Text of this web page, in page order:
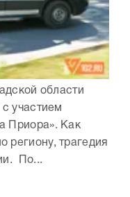
области
участием
Приора». Как
трагедия
По...